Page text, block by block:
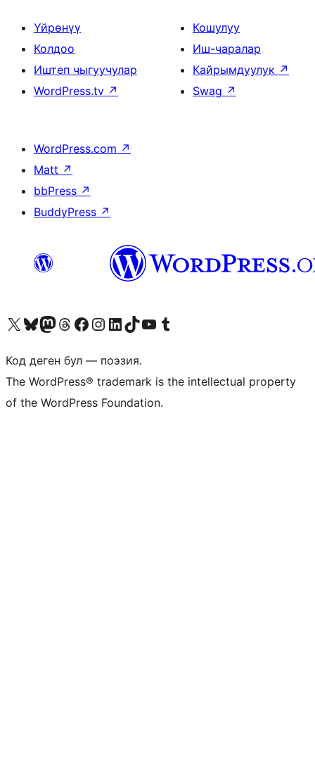
Үйрөнүү
Колдоо
Иштеп чыгуучулар
WordPress.tv ↗
Кошулуу
Иш-чаралар
Кайрымдуулук ↗
Swag ↗
WordPress.com ↗
Matt ↗
bbPress ↗
BuddyPress ↗
Visit our X (formerly Twitter) account
Visit our Bluesky account
Биздин Mastodon түрмөгүбүзгө баш багыңыз
Visit our Threads account
Биздин Facebook баракчабызга кириңиз
Биздин Instagram баракчабызга баш багыңыз
Биздин LinkedIn баракчабызга баш багыңыз
Visit our TikTok account
Visit our YouTube channel
Visit our Tumblr account
Код деген бул — поэзия.
The WordPress® trademark is the intellectual property
of the WordPress Foundation.